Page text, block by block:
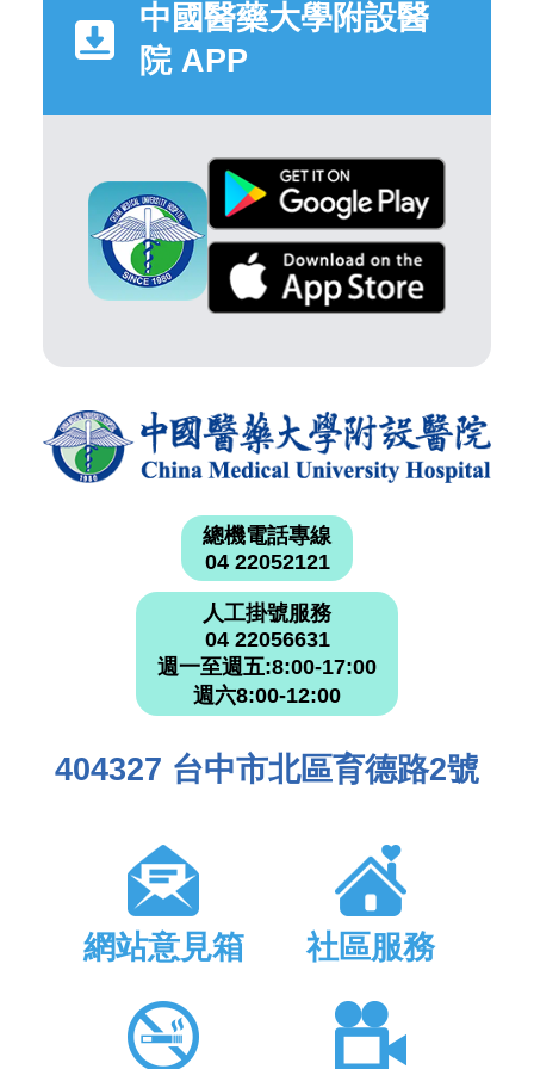
中國醫藥大學附設醫
院 APP
總機電話專線
04 22052121
人工掛號服務
04 22056631
週一至週五:8:00-17:00
週六8:00-12:00
404327 台中市北區育德路2號
網站意見箱 社區服務